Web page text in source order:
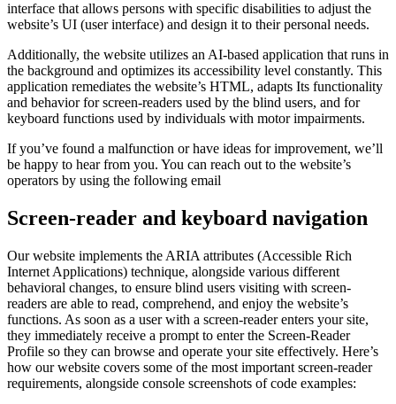
interface that allows persons with specific disabilities to adjust the
website’s UI (user interface) and design it to their personal needs.
Additionally, the website utilizes an AI-based application that runs in
the background and optimizes its accessibility level constantly. This
application remediates the website’s HTML, adapts Its functionality
and behavior for screen-readers used by the blind users, and for
keyboard functions used by individuals with motor impairments.
If you’ve found a malfunction or have ideas for improvement, we’ll
be happy to hear from you. You can reach out to the website’s
operators by using the following email
Screen-reader and keyboard navigation
Our website implements the ARIA attributes (Accessible Rich
Internet Applications) technique, alongside various different
behavioral changes, to ensure blind users visiting with screen-
readers are able to read, comprehend, and enjoy the website’s
functions. As soon as a user with a screen-reader enters your site,
they immediately receive a prompt to enter the Screen-Reader
Profile so they can browse and operate your site effectively. Here’s
how our website covers some of the most important screen-reader
requirements, alongside console screenshots of code examples: